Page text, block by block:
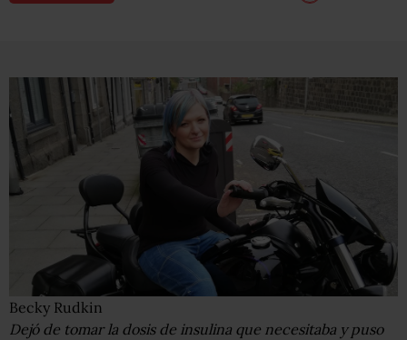
Becky Rudkin
Dejó de tomar la dosis de insulina que necesitaba y puso